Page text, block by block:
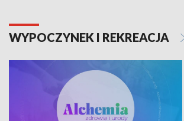
WYPOCZYNEK I REKREACJA